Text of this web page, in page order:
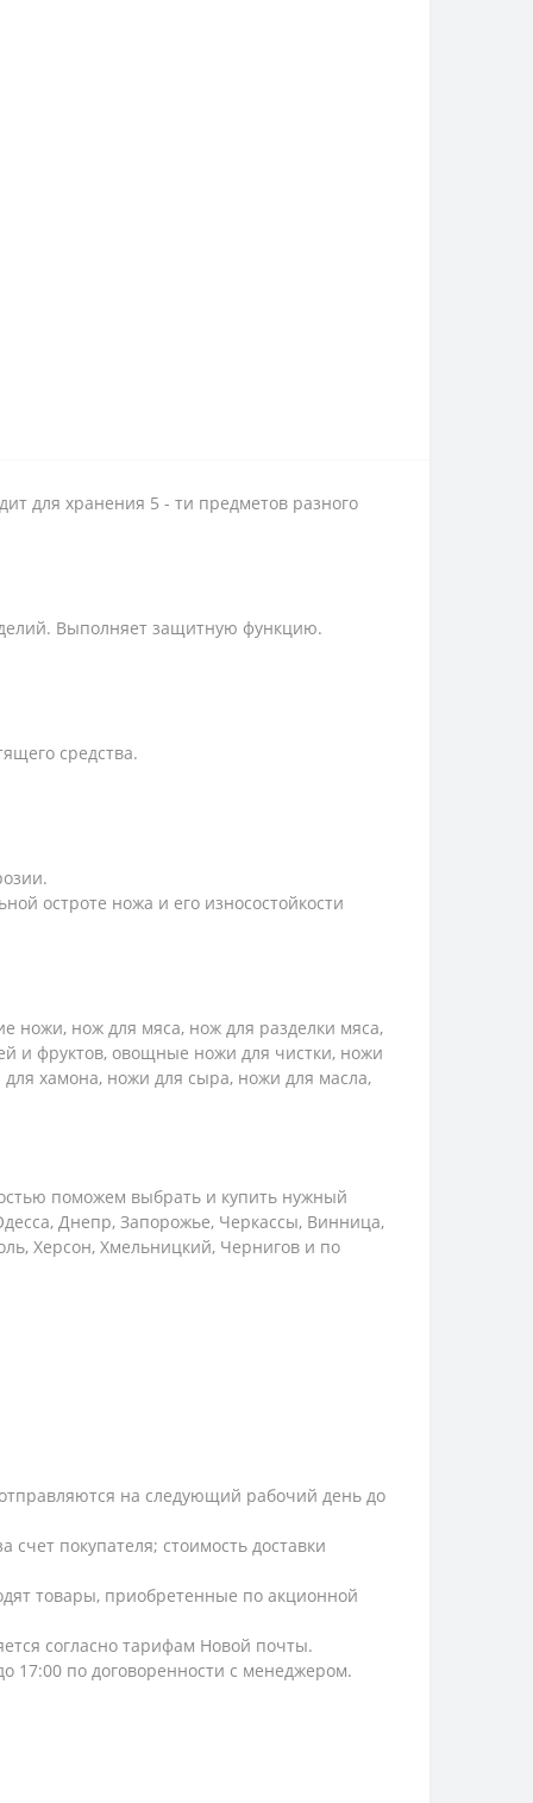
для хранения 5 - ти предметов разного
Выполняет защитную функцию.
средства.
остроте ножа и его износостойкости
ножи, нож для мяса, нож для разделки мяса,
и фруктов, овощные ножи для чистки, ножи
хамона, ножи для сыра, ножи для масла,
поможем выбрать и купить нужный
Днепр, Запорожье, Черкассы, Винница,
Херсон, Хмельницкий, Чернигов и по
на следующий рабочий день до
покупателя; стоимость доставки
товары, приобретенные по акционной
согласно тарифам Новой почты.
17:00 по договоренности с менеджером.